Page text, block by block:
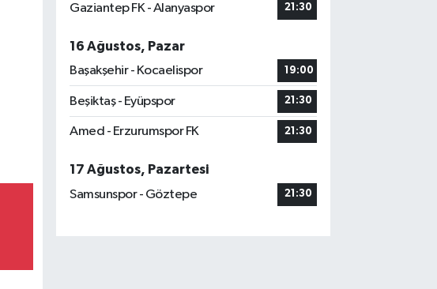
Gaziantep FK - Alanyaspor 21:30
16 Ağustos, Pazar
Başakşehir - Kocaelispor
19:00
Beşiktaş - Eyüpspor 21:30
Amed - Erzurumspor FK 21:30
17 Ağustos, Pazartesi
Samsunspor - Göztepe
21:30